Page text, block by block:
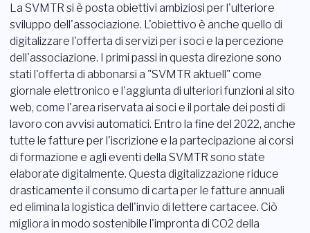
Media
Ricerca
Shop
Login
La SVMTR si è posta obiettivi ambiziosi per l'ulteriore
sviluppo dell'associazione. L'obiettivo è anche quello di
digitalizzare l'offerta di servizi per i soci e la percezione
dell'associazione. I primi passi in questa direzione sono
stati l'offerta di abbonarsi a "SVMTR aktuell" come
giornale elettronico e l'aggiunta di ulteriori funzioni al sito
web, come l'area riservata ai soci e il portale dei posti di
lavoro con avvisi automatici. Entro la fine del 2022, anche
tutte le fatture per l'iscrizione e la partecipazione ai corsi
di formazione e agli eventi della SVMTR sono state
elaborate digitalmente. Questa digitalizzazione riduce
drasticamente il consumo di carta per le fatture annuali
ed elimina la logistica dell'invio di lettere cartacee. Ciò
migliora in modo sostenibile l'impronta di CO2 della